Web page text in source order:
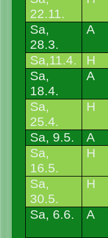
22.11.
Sa,
28.3.
A
Sa,11.4.
H
Sa,
18.4.
A
Sa,
25.4.
H
Sa, 9.5. A
Sa,
16.5.
H
Sa,
30.5.
H
Sa, 6.6. A